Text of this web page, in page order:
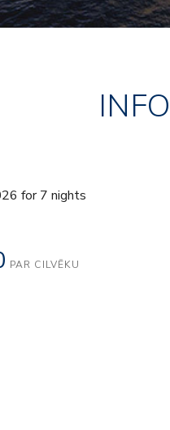
for 7 nights
PAR CILVĒKU